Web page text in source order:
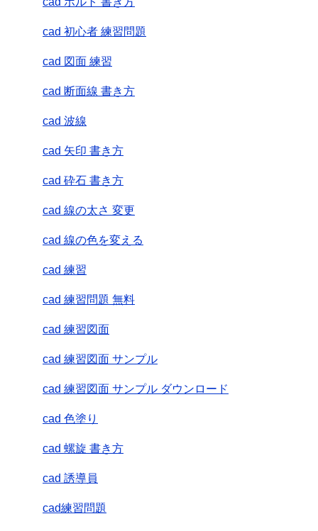
cad 初心者 練習問題
cad 図面 練習
cad 断面線 書き方
cad 波線
cad 矢印 書き方
cad 砕石 書き方
cad 線の太さ 変更
cad 線の色を変える
cad 練習
cad 練習問題 無料
cad 練習図面
cad 練習図面 サンプル
cad 練習図面 サンプル ダウンロード
cad 色塗り
cad 螺旋 書き方
cad 誘導員
cad練習問題